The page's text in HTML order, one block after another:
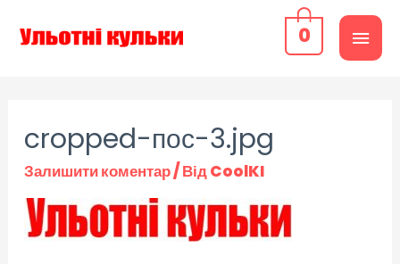
0
cropped-пос-3.jpg
Залишити коментар/ ВідCoolKI